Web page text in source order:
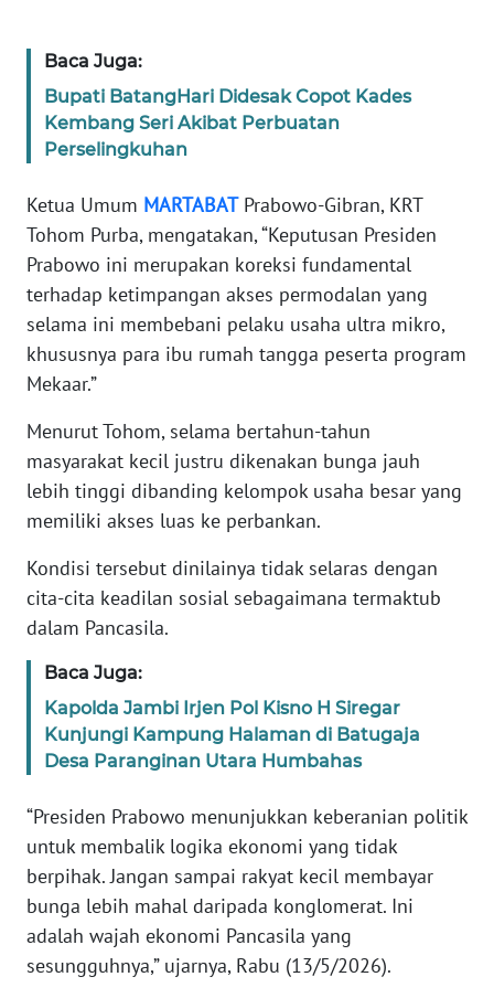
Baca Juga:
Bupati BatangHari Didesak Copot Kades
Kembang Seri Akibat Perbuatan
Perselingkuhan
Ketua Umum MARTABATPrabowo-Gibran, KRT
Tohom Purba, mengatakan, “Keputusan Presiden
Prabowo ini merupakan koreksi fundamental
terhadap ketimpangan akses permodalan yang
selama ini membebani pelaku usaha ultra mikro,
khususnya para ibu rumah tangga peserta program
Mekaar.”
Menurut Tohom, selama bertahun-tahun
masyarakat kecil justru dikenakan bunga jauh
lebih tinggi dibanding kelompok usaha besar yang
memiliki akses luas ke perbankan.
Kondisi tersebut dinilainya tidak selaras dengan
cita-cita keadilan sosial sebagaimana termaktub
dalam Pancasila.
Baca Juga:
Kapolda Jambi Irjen Pol Kisno H Siregar
Kunjungi Kampung Halaman di Batugaja
Desa Paranginan Utara Humbahas
“Presiden Prabowo menunjukkan keberanian politik
untuk membalik logika ekonomi yang tidak
berpihak. Jangan sampai rakyat kecil membayar
bunga lebih mahal daripada konglomerat. Ini
adalah wajah ekonomi Pancasila yang
sesungguhnya,” ujarnya, Rabu (13/5/2026).
WN
JAKARTA
JABAR
WN
BANTEN
WN
WN
WN
PAPUA
WN
PAPUA
BARAT
WN
RIAU
JAMBI
WN
SULTRA